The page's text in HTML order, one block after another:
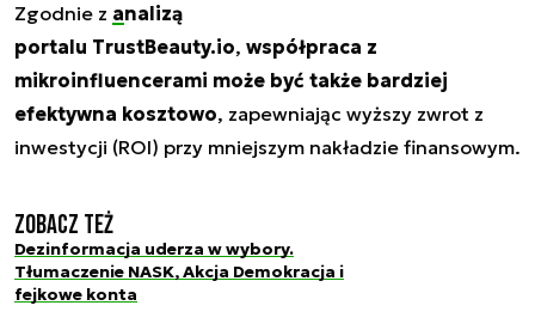
Zgodnie z analizą
portalu TrustBeauty.io, współpraca z
mikroinfluencerami może być także bardziej
efektywna kosztowo, zapewniając wyższy zwrot z
inwestycji (ROI) przy mniejszym nakładzie finansowym.
Zobacz też
Dezinformacja uderza w wybory.
Tłumaczenie NASK, Akcja Demokracja i
fejkowe konta